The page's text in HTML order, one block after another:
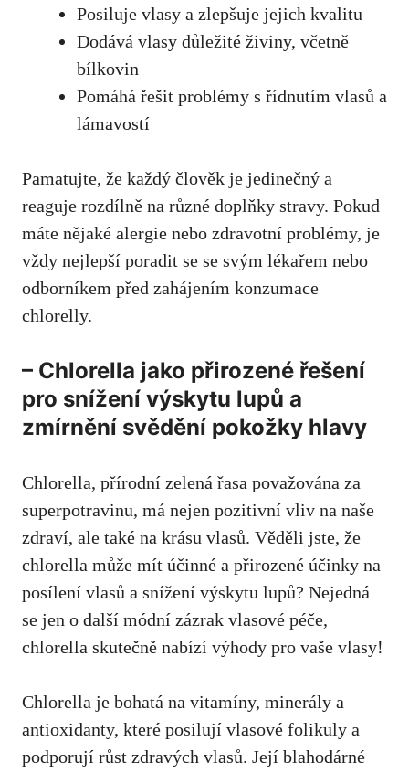
Posiluje vlasy a zlepšuje jejich kvalitu
Dodává vlasy důležité živiny, včetně
bílkovin
Pomáhá řešit problémy s řídnutím vlasů a
lámavostí
Pamatujte, že každý člověk je jedinečný a
reaguje rozdílně na různé doplňky stravy. Pokud
máte nějaké alergie nebo zdravotní problémy, je
vždy nejlepší poradit se se svým lékařem nebo
odborníkem před zahájením konzumace
chlorelly.
– Chlorella jako přirozené řešení
pro snížení výskytu lupů a
zmírnění svědění pokožky hlavy
Chlorella, přírodní zelená řasa považována za
superpotravinu, má nejen pozitivní vliv na naše
zdraví, ale také na krásu vlasů. Věděli jste, že
chlorella může mít účinné a přirozené účinky na
posílení vlasů a snížení výskytu lupů? Nejedná
se jen o další módní zázrak vlasové péče,
chlorella skutečně nabízí výhody pro vaše vlasy!
Chlorella je bohatá na vitamíny, minerály a
antioxidanty, které posilují vlasové folikuly a
podporují růst zdravých vlasů. Její blahodárné